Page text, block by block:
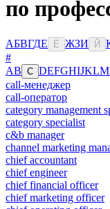
по
АБВГДЕ Ё ЖЗИ Й
#
AB C DEFGHIJKLM
call-менеджер
call-оператор
category management
category specialist
c&b manager
channel marketing
chief accountant
chief engineer
chief financial officer
chief marketing officer